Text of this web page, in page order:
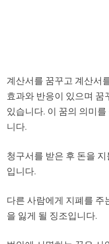
계산서를 꿈꾸고 계산서
효과와 반응이 있으며 꿈
있습니다. 이 꿈의 의미
니다.
청구서를 받은 후 돈을
입니다.
다른 사람에게 지폐를 주
을 잃게 될 징조입니다.